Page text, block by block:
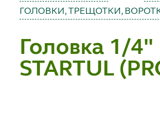
ГОЛОВКИ, ТРЕЩОТКИ,
Головка 1/4"
STARTUL